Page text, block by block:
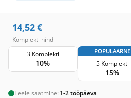
14,52 €
Komplekti hind
3 Komplekti
10%
POPULAARNE
5 Komplekti
15%
Teele saatmine: 1-2 tööpäeva